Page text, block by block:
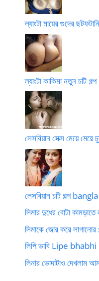
ল্যাংটা মায়ের গুদের ছটফটানি
ল্যাংটা কাকিমা নতুন চটি গল্প
লেসবিয়ান সেক্স মেয়ে মেয়ে
লেসবিয়ান চটি গল্প
লিমার দুধের বোটা কামড়াতে
লিমাকে জোর করে লাগানোর
লিপি ভাবি Lipe
লিনার ভোদাটাও দেখলাম